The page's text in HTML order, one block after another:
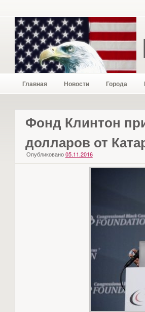
Главная Новости Города
Фонд Клинтон
долларов от
Опубликовано 05.11.2016